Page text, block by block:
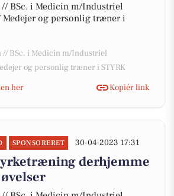
BSc. i Medicin m/Industriel
og personlig træner i
// BSc. i Medicin m/Industriel
og personlig træner i STYRK
her
Kopiér link
SPONSORERET 30-04-2023 17:31
derhjemme